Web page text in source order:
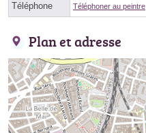
Téléphone Téléphoner au peintre
Plan et adresse